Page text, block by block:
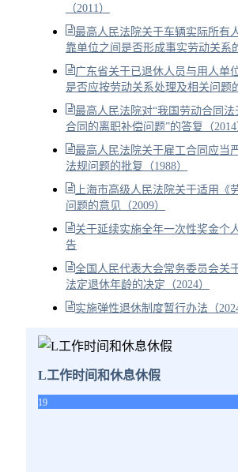
（2011）
最高人民法院关于车辆实际所有
靠单位之间是否形成事实劳动关系
广东省关于已退休人员与用人单
是否应按劳动关系处理及相关问题
最高人民法院对“我国劳动合同
合同的离职补偿问题”的答复（2014
最高人民法院关于雇工合同应当
法规问题的批复（1988）
上海市高级人民法院关于适用《
问题的意见（2009）
关于延续实施全年一次性奖金个
告
全国人民代表大会常务委员会关
法定退休年龄的决定（2024）
实施弹性退休制度暂行办法（2024
L工作时间和休息休假
19